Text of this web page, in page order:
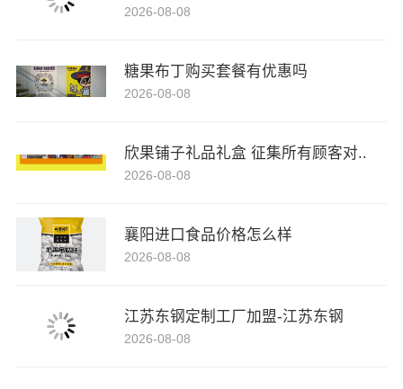
2026-08-08
糖果布丁购买套餐有优惠吗
2026-08-08
欣果铺子礼品礼盒 征集所有顾客对..
2026-08-08
襄阳进口食品价格怎么样
2026-08-08
江苏东钢定制工厂加盟-江苏东钢
2026-08-08